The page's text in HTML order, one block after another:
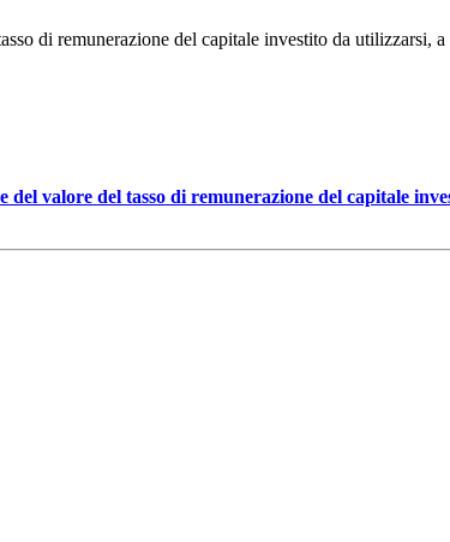
di remunerazione del capitale investito da utilizzarsi,
valore del tasso di remunerazione del capitale